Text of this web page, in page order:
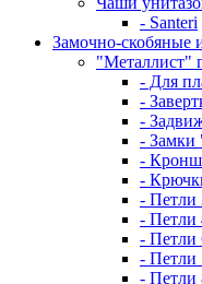
- Santeri
Замочно-скобяные
"Металлист"
- Для
-
-
- Замки
-
-
- Петли
- Петли
- Петли
- Петли
- Петли